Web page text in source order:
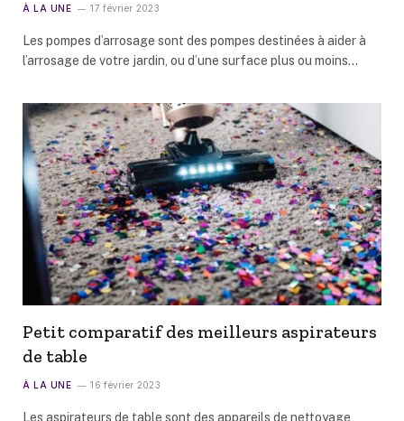
À LA UNE 17 février 2023
Les pompes d’arrosage sont des pompes destinées à aider à
l’arrosage de votre jardin, ou d’une surface plus ou moins…
Petit comparatif des meilleurs aspirateurs
de table
À LA UNE 16 février 2023
Les aspirateurs de table sont des appareils de nettoyage